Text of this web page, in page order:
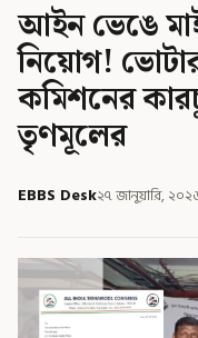
আইন ভেঙে
নিয়োগ!
কমিশনের
তৃণমূলের
EBBS Desk২৭ জানুয়ারি,